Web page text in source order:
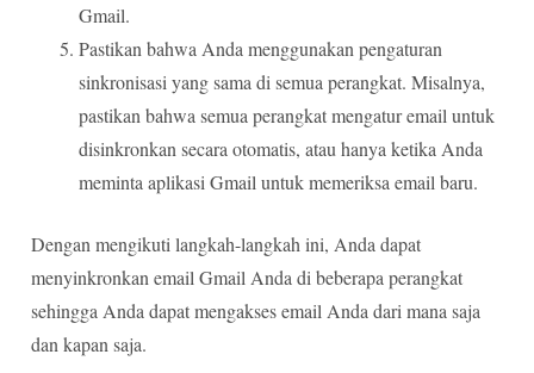
Gmail.
Pastikan bahwa Anda menggunakan pengaturan
sinkronisasi yang sama di semua perangkat. Misalnya,
pastikan bahwa semua perangkat mengatur email untuk
disinkronkan secara otomatis, atau hanya ketika Anda
meminta aplikasi Gmail untuk memeriksa email baru.
Dengan mengikuti langkah-langkah ini, Anda dapat
menyinkronkan email Gmail Anda di beberapa perangkat
sehingga Anda dapat mengakses email Anda dari mana saja
dan kapan saja.